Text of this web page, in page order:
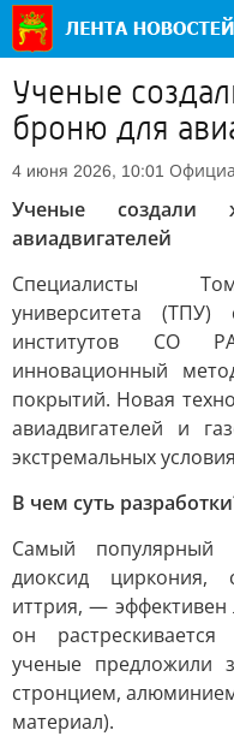
Ученые
броню для
4 июня 2026, 10:01
Ученые создали
авиадвигателей
Специалисты
университета
институтов СО
инновационный
покрытий. Новая
авиадвигателей и
экстремальных
В чем суть
Самый
диоксид циркония,
иттрия, —
он
ученые предложили
стронцием,
материал).